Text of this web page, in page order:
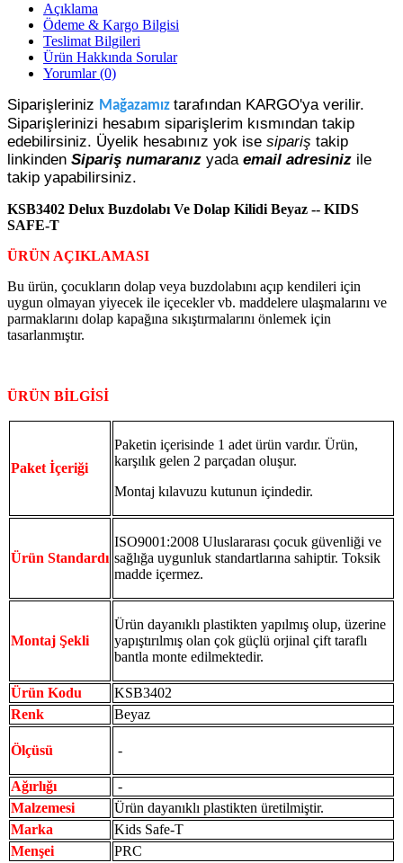
Açıklama
Ödeme & Kargo Bilgisi
Teslimat Bilgileri
Ürün Hakkında Sorular
Yorumlar (0)
Siparişleriniz Mağazamız tarafından KARGO'ya verilir.
Siparişlerinizi hesabım siparişlerim kısmından takip
edebilirsiniz. Üyelik hesabınız yok ise sipariş takip
linkinden Sipariş numaranız yada email adresiniz ile
takip yapabilirsiniz.
KSB3402 Delux Buzdolabı Ve Dolap Kilidi Beyaz -- KIDS
SAFE-T
ÜRÜN AÇIKLAMASI
Bu ürün, çocukların dolap veya buzdolabını açıp kendileri için
uygun olmayan yiyecek ile içecekler vb. maddelere ulaşmalarını ve
parmaklarını dolap kapağına sıkıştırmalarını önlemek için
tasarlanmıştır.
ÜRÜN BİLGİSİ
Paket İçeriği
Paketin içerisinde 1 adet ürün vardır. Ürün,
karşılık gelen 2 parçadan oluşur.
Montaj kılavuzu kutunun içindedir.
Ürün Standardı
ISO9001:2008 Uluslararası çocuk güvenliği ve
sağlığa uygunluk standartlarına sahiptir. Toksik
madde içermez.
Montaj Şekli
Ürün dayanıklı plastikten yapılmış olup, üzerine
yapıştırılmış olan çok güçlü orjinal çift taraflı
bantla monte edilmektedir.
Ürün Kodu
KSB3402
Renk
Beyaz
Ölçüsü -
Ağırlığı
-
Malzemesi
Ürün dayanıklı plastikten üretilmiştir.
Marka
Kids Safe-T
Menşei
PRC